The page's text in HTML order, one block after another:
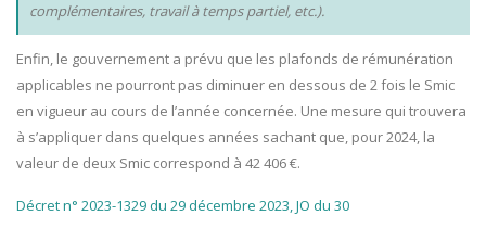
complémentaires, travail à temps partiel, etc.).
Enfin, le gouvernement a prévu que les plafonds de rémunération
applicables ne pourront pas diminuer en dessous de 2 fois le Smic
en vigueur au cours de l’année concernée. Une mesure qui trouvera
à s’appliquer dans quelques années sachant que, pour 2024, la
valeur de deux Smic correspond à 42 406 €.
Décret n° 2023-1329 du 29 décembre 2023, JO du 30